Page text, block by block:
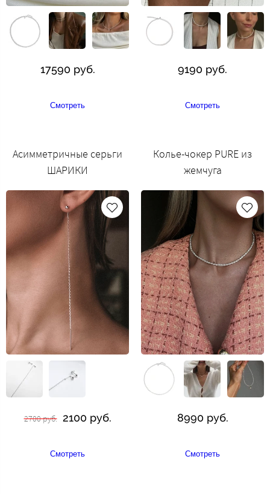
17590 руб.
Смотреть
9190 руб.
Смотреть
Асимметричные серьги
ШАРИКИ
2700 руб. 2100 руб.
Смотреть
Колье-чокер PURE из
жемчуга
8990 руб.
Смотреть